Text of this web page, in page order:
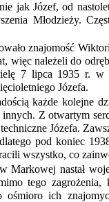
jak Józef, od
Młodzieży.
znajomość
więc należeli do
7 lipca 1935 r.
Józefa.
każde kolejne
innych. Z otwartym
Józefa.
pod koniec
wszystko, co
Markowej nastał
tego
ich